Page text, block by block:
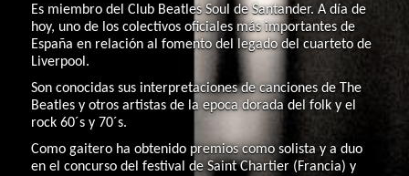
Es miembro del Club Beatles Soul de Santander. A día de
hoy, uno de los colectivos oficiales más importantes de
España en relación al fomento del legado del cuarteto de
Liverpool.
Son conocidas sus interpretaciones de canciones de The
Beatles y otros artistas de la epoca dorada del folk y el
rock 60´s y 70´s.
Como gaitero ha obtenido premios como solista y a duo
en el concurso del festival de Saint Chartier (Francia) y